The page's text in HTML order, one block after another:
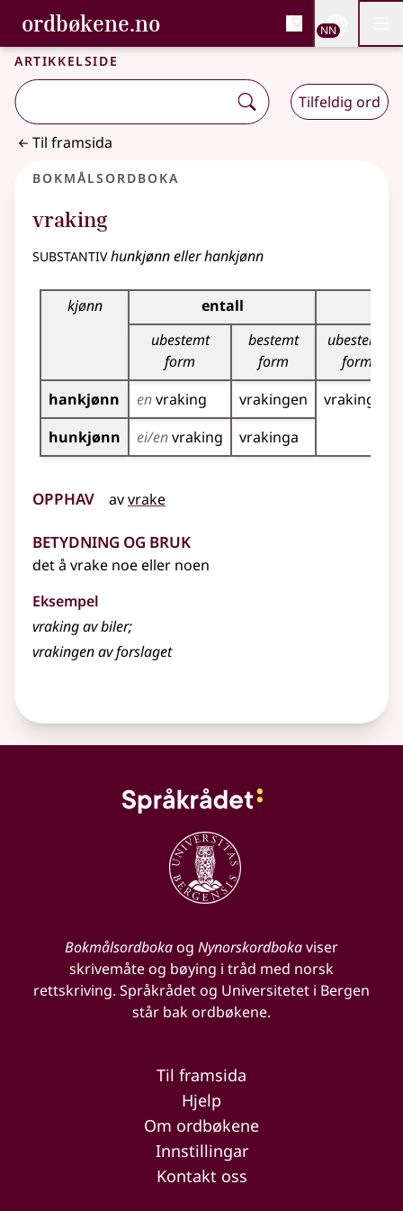
Gå til hovudinnhald
Tilgjenge
ordbøkene.no, Bokmålsordboka og
Bokmålsordboka og Nynorskordboka
NN
Artikkelside
Tilfeldig ord
Til framsida
Bokmålsordboka
vraking
substantivhunkjønn eller hankjønn
Bøyingstabell for dette substantivet
kjønn entall
ubestemt
form
bestemt
form
ubestemt
form
hankjønn
envraking vrakingen
vrakinger
hunkjønn
ei/envraking vrakinga
Opphav avvrake
Betydning og bruk
det å vrake noe eller noen
Eksempel
vraking av biler;
vrakingen av forslaget
Bokmålsordbokaog Nynorskordbokaviser
skrivemåte og bøying i tråd med norsk
rettskriving. Språkrådet og Universitetet i Bergen
står bak ordbøkene.
Til framsida
Hjelp
Om ordbøkene
Innstillingar
Kontakt oss